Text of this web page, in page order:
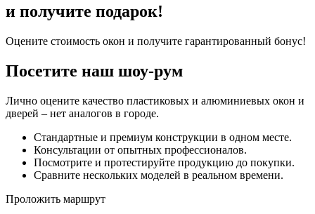
и получите подарок!
Оцените стоимость окон и получите гарантированный бонус!
Посетите наш шоу-рум
Лично оцените качество пластиковых и алюминиевых окон и
дверей – нет аналогов в городе.
Стандартные и премиум конструкции в одном месте.
Консультации от опытных профессионалов.
Посмотрите и протестируйте продукцию до покупки.
Сравните нескольких моделей в реальном времени.
Проложить маршрут